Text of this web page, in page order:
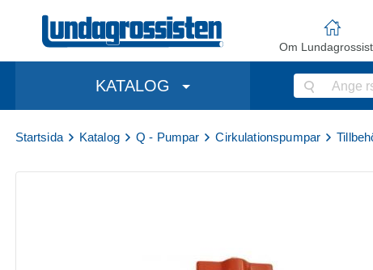
Om
KATALOG
Startsida Katalog Q - Pumpar Cirkulationspumpar